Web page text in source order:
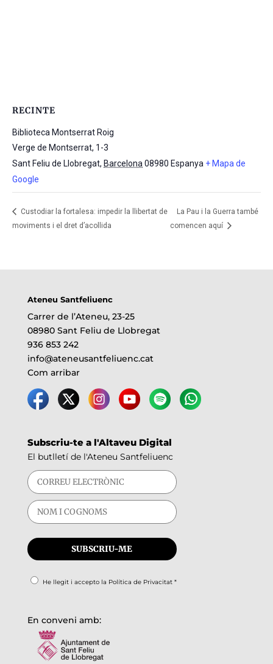
RECINTE
Biblioteca Montserrat Roig
Verge de Montserrat, 1-3
Sant Feliu de Llobregat, Barcelona 08980 Espanya + Mapa de
Google
Custodiar la fortalesa: impedir la llibertat de
moviments i el dret d’acollida
La Pau i la Guerra també
comencen aquí
Ateneu Santfeliuenc
Carrer de l’Ateneu, 23-25
08980 Sant Feliu de Llobregat
936 853 242
info@ateneusantfeliuenc.cat
Com arribar
Subscriu-te a l'Altaveu Digital
El butlletí de l'Ateneu Santfeliuenc
He llegit i accepto la Política de Privacitat*
En conveni amb: